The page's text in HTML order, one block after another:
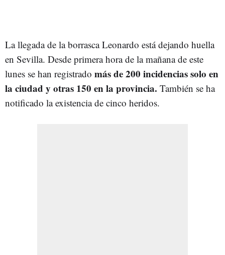
La llegada de la borrasca Leonardo está dejando huella
en Sevilla. Desde primera hora de la mañana de este
lunes se han registrado más de 200 incidencias solo en
la ciudad y otras 150 en la provincia. También se ha
notificado la existencia de cinco heridos.